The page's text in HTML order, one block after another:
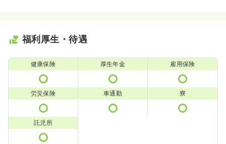
福利厚生・待遇
健康保険 厚生年金 雇用保険
労災保険 車通勤 寮
託児所